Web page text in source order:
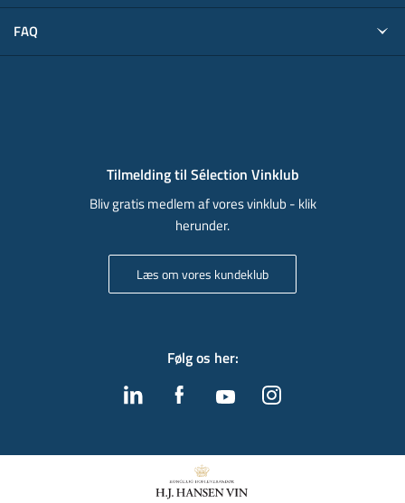
FAQ
Tilmelding til Sélection Vinklub
Bliv gratis medlem af vores vinklub - klik
herunder.
Læs om vores kundeklub
Følg os her: